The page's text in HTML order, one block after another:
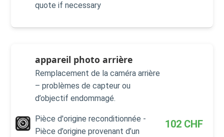
quote if necessary
appareil photo arrière
Remplacement de la caméra arrière
– problèmes de capteur ou
d’objectif endommagé.
Pièce d'origine reconditionnée -
Pièce d’origine provenant d’un
102 CHF